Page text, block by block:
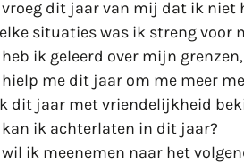
vroeg dit jaar van mij dat ik niet
situaties was ik streng voor
ik geleerd over mijn
me dit jaar om me meer
dit jaar met vriendelijkheid
kan ik achterlaten in dit jaar?
ik meenemen naar het